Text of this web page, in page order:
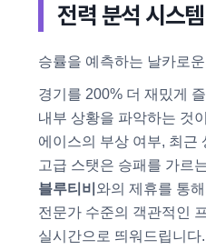
전력 분석 시스템
승률을 예측하는 날카로
경기를 200% 더 재밌게
내부 상황을 파악하는 것
에이스의 부상 여부, 최근
고급 스탯은 승패를 가르
블루티비 와의 제휴를 통
전문가 수준의 객관적인
실시간으로 띄워드립니다